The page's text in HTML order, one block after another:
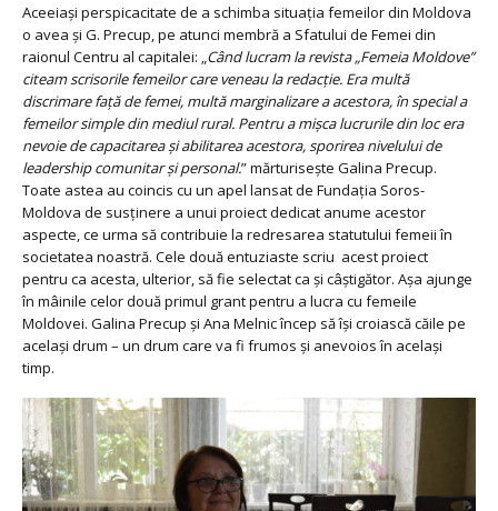
Aceeiași perspicacitate de a schimba situația femeilor din Moldova
o avea și G. Precup, pe atunci membră a Sfatului de Femei din
raionul Centru al capitalei: „Când lucram la revista „Femeia Moldove”
citeam scrisorile femeilor care veneau la redacție. Era multă
discrimare față de femei, multă marginalizare a acestora, în special a
femeilor simple din mediul rural. Pentru a mișca lucrurile din loc era
nevoie de capacitarea și abilitarea acestora, sporirea nivelului de
leadership comunitar și personal.” mărturisește Galina Precup.
Toate astea au coincis cu un apel lansat de Fundația Soros-
Moldova de susținere a unui proiect dedicat anume acestor
aspecte, ce urma să contribuie la redresarea statutului femeii în
societatea noastră. Cele două entuziaste scriu acest proiect
pentru ca acesta, ulterior, să fie selectat ca și câștigător. Așa ajunge
în mâinile celor două primul grant pentru a lucra cu femeile
Moldovei. Galina Precup și Ana Melnic încep să își croiască căile pe
același drum – un drum care va fi frumos și anevoios în același
timp.